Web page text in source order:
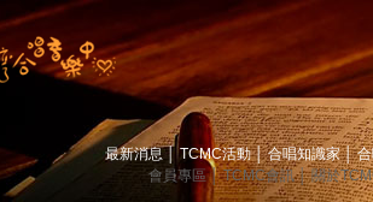
最新消息 TCMC活動│ 合唱知識家│
會員專區│ TCMC會訊│ 關於